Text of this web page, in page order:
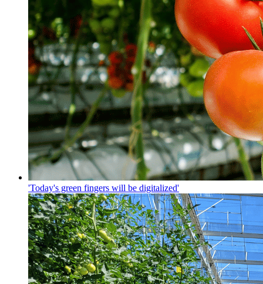
'Today's green fingers will be digitalized'